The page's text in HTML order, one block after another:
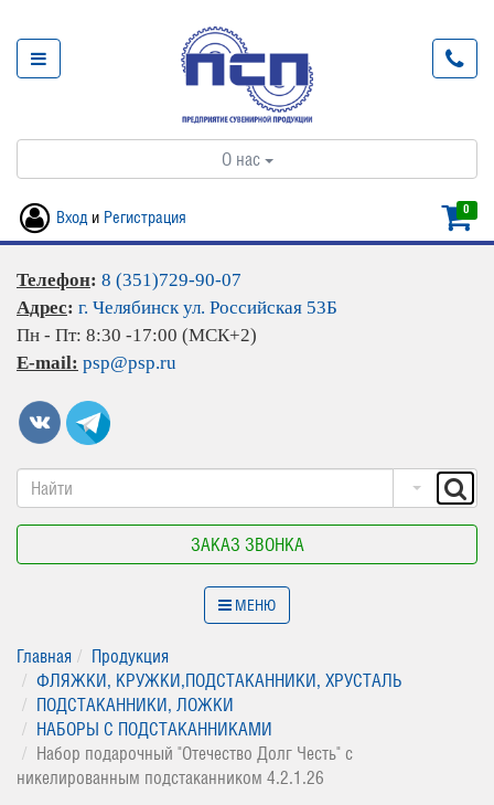
О нас
0
Вход и Регистрация
Телефон: 8 (351)729-90-07
Адрес: г. Челябинск ул. Российская 53Б
Пн - Пт: 8:30 -17:00 (МСК+2)
E-mail: psp@psp.ru
ЗАКАЗ ЗВОНКА
МЕНЮ
Главная
Продукция
ФЛЯЖКИ, КРУЖКИ,ПОДСТАКАННИКИ, ХРУСТАЛЬ
ПОДСТАКАННИКИ, ЛОЖКИ
НАБОРЫ С ПОДСТАКАННИКАМИ
Набор подарочный "Отечество Долг Честь" с
никелированным подстаканником 4.2.1.26